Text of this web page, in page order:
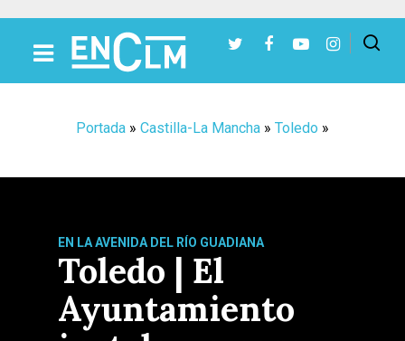
Portada » Castilla-La Mancha » Toledo »
EN LA AVENIDA DEL RÍO GUADIANA
Toledo | El
Ayuntamiento